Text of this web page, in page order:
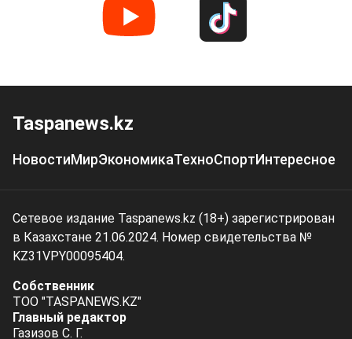
Taspanews.kz
НовостиМирЭкономикаТехноСпортИнтересное
Сетевое издание Taspanews.kz (18+) зарегистрирован
в Казахстане 21.06.2024. Номер свидетельства №
KZ31VPY00095404.
Собственник
ТОО "TASPANEWS.KZ"
Главный редактор
Газизов С. Г.